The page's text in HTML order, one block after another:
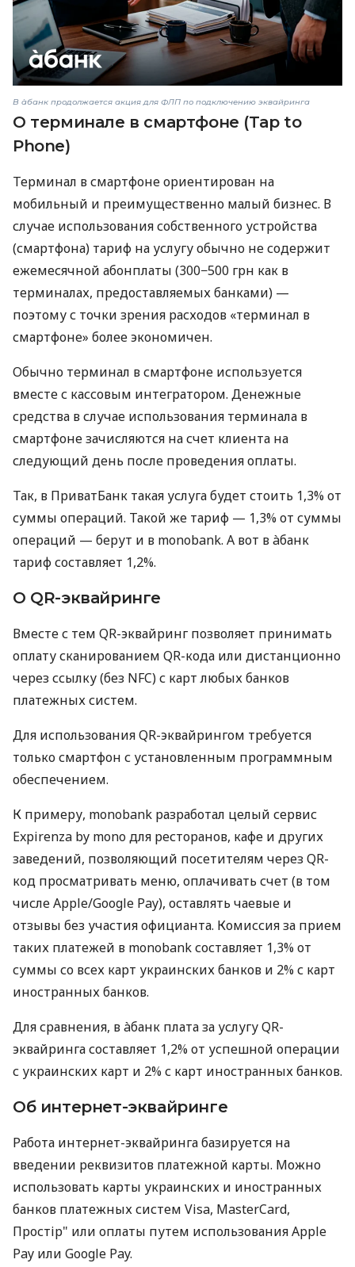
В àбанк продолжается акция для ФЛП по подключению эквайринга
О терминале в смартфоне (Tap to
Phone)
Терминал в смартфоне ориентирован на
мобильный и преимущественно малый бизнес. В
случае использования собственного устройства
(смартфона) тариф на услугу обычно не содержит
ежемесячной абонплаты (300−500 грн как в
терминалах, предоставляемых банками) —
поэтому с точки зрения расходов «терминал в
смартфоне» более экономичен.
Обычно терминал в смартфоне используется
вместе с кассовым интегратором. Денежные
средства в случае использования терминала в
смартфоне зачисляются на счет клиента на
следующий день после проведения оплаты.
Так, в ПриватБанк такая услуга будет стоить 1,3% от
суммы операций. Такой же тариф — 1,3% от суммы
операций — берут и в monobank. А вот в àбанк
тариф составляет 1,2%.
О QR-эквайринге
Вместе с тем QR-эквайринг позволяет принимать
оплату сканированием QR-кода или дистанционно
через ссылку (без NFC) с карт любых банков
платежных систем.
Для использования QR-эквайрингом требуется
только смартфон с установленным программным
обеспечением.
К примеру, monobank разработал целый сервис
Expirenza by mono для ресторанов, кафе и других
заведений, позволяющий посетителям через QR-
код просматривать меню, оплачивать счет (в том
числе Apple/Google Pay), оставлять чаевые и
отзывы без участия официанта. Комиссия за прием
таких платежей в monobank составляет 1,3% от
суммы со всех карт украинских банков и 2% с карт
иностранных банков.
Для сравнения, в àбанк плата за услугу QR-
эквайринга составляет 1,2% от успешной операции
с украинских карт и 2% с карт иностранных банков.
Об интернет-эквайринге
Работа интернет-эквайринга базируется на
введении реквизитов платежной карты. Можно
использовать карты украинских и иностранных
банков платежных систем Visa, MasterCard,
Простір" или оплаты путем использования Apple
Pay или Google Pay.